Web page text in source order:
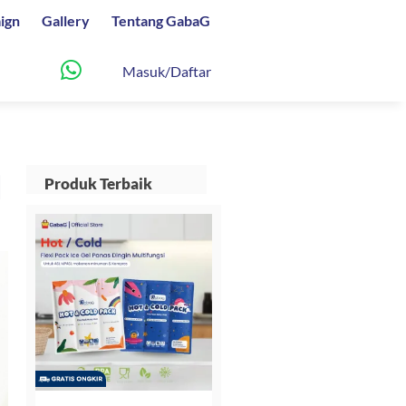
Gallery Tentang GabaG
Masuk/Daftar
Produk Terbaik